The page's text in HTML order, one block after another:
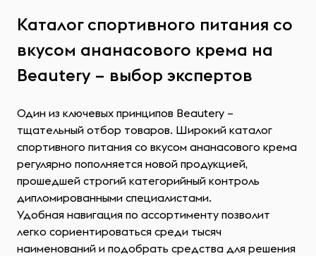
Каталог спортивного питания со
вкусом ананасового крема на
Beautery – выбор экспертов
Один из ключевых принципов Beautery –
тщательный отбор товаров. Широкий каталог
спортивного питания со вкусом ананасового крема
регулярно пополняется новой продукцией,
прошедшей строгий категорийный контроль
дипломированными специалистами.
Удобная навигация по ассортименту позволит
легко сориентироваться среди тысяч
наименований и подобрать средства для решения